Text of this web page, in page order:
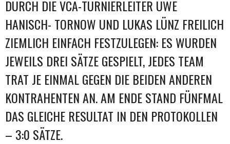
URCH DIE VCA-TURNIERLEITER UWE
HANISCH- TORNOW UND LUKAS LÜNZ FREILICH Z
IEMLICH EINFACH FESTZULEGEN: ES WURDEN J
EWEILS DREI SÄTZE GESPIELT, JEDES TEAM T
RAT JE EINMAL GEGEN DIE BEIDEN ANDEREN K
ONTRAHENTEN AN. AM ENDE STAND FÜNFMAL D
AS GLEICHE RESULTAT IN DEN PROTOKOLLEN –
3:0 SÄTZE.